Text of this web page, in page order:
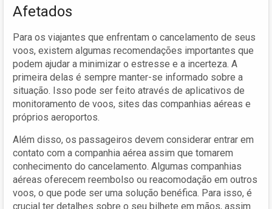
Afetados
Para os viajantes que enfrentam o cancelamento de seus
voos, existem algumas recomendações importantes que
podem ajudar a minimizar o estresse e a incerteza. A
primeira delas é sempre manter-se informado sobre a
situação. Isso pode ser feito através de aplicativos de
monitoramento de voos, sites das companhias aéreas e
próprios aeroportos.
Além disso, os passageiros devem considerar entrar em
contato com a companhia aérea assim que tomarem
conhecimento do cancelamento. Algumas companhias
aéreas oferecem reembolso ou reacomodação em outros
voos, o que pode ser uma solução benéfica. Para isso, é
crucial ter detalhes sobre o seu bilhete em mãos, assim